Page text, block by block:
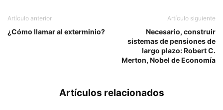
Artículo anterior
¿Cómo llamar al exterminio?
Artículo siguiente
Necesario, construir
sistemas de pensiones de
largo plazo: Robert C.
Merton, Nobel de Economía
Artículos relacionados